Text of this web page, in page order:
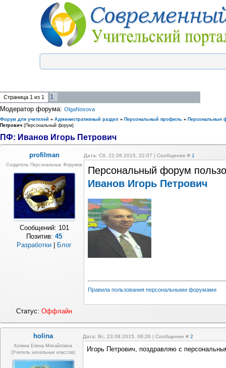
Страница 1 из 1
1
Модератор форума: OlgaNosova
Форум для учителей » Административный раздел » Персональный профиль » Персональные
Петрович (Персональный форум)
ПФ: Иванов Игорь Петрович
profilman Дата: Сб, 22.08.2015, 22:07 | Сообщение # 1
Создатель Персональных Форумов
Сообщений: 101
Позитив:45
Разработки
Блог
Персональный форум
Иванов Игорь Петрович
Правила пользования персональными форумами
Статус:Оффлайн
holina Дата: Вс, 23.08.2015, 08:26 | Сообщение # 2
Холина Елена Михайловна
(учитель начальных классов)
Игорь Петрович, поздравляю с